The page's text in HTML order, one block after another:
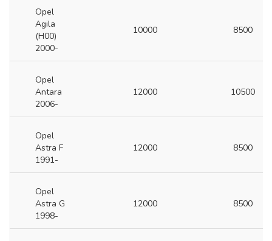
Opel
Agila
(H00)
2000-
10000 8500
Opel
Antara
2006-
12000 10500
Opel
Astra F
1991-
12000 8500
Opel
Astra G
1998-
12000 8500